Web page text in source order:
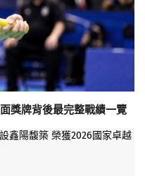
獎牌背後最完整戰績一覽